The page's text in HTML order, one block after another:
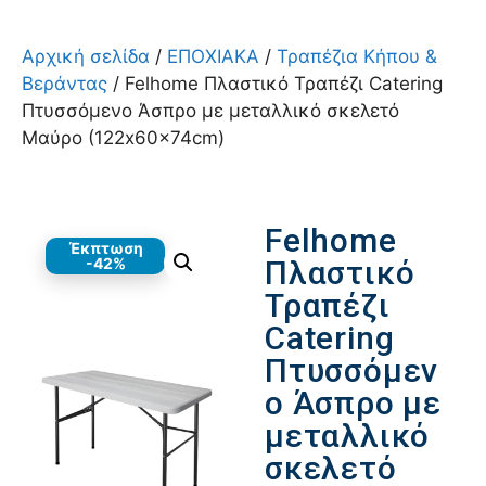
Αρχική σελίδα / ΕΠΟΧΙΑΚΑ / Τραπέζια Κήπου &
Βεράντας / Felhome Πλαστικό Τραπέζι Catering
Πτυσσόμενο Άσπρο με μεταλλικό σκελετό
Μαύρο (122x60x74cm)
Έκπτωση
-42%
Felhome
Πλαστικό
Τραπέζι
Catering
Πτυσσόμεν
ο Άσπρο με
μεταλλικό
σκελετό